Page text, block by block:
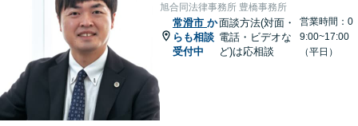
旭合同法律事務所 豊橋事務所
常滑市 か
らも相談
受付中
面談方法(対面・
電話・ビデオな
ど)は応相談
営業時間：0
9:00~17:00
（平日）